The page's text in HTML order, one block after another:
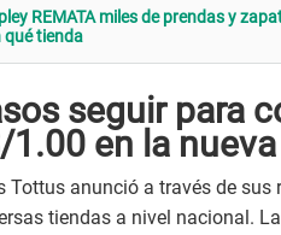
REMATA miles de prendas y
qué tienda
seguir para
1.00 en la
Tottus anunció a través de
tiendas a nivel nacional.